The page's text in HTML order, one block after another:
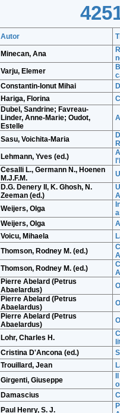
Autor
Minecan, Ana
Varju, Elemer
Constantin-Ionut Mihai
Hariga, Florina
Dubel, Sandrine; Favreau-
Linder, Anne-Marie; Oudot,
Estelle
Sasu, Voichita-Maria
Lehmann, Yves (ed.)
Cesalli L., Germann N., Hoenen
M.J.F.M.
D.G. Denery II, K. Ghosh, N.
Zeeman (ed.)
Weijers, Olga
Weijers, Olga
Voicu, Mihaela
Thomson, Rodney M. (ed.)
Thomson, Rodney M. (ed.)
Pierre Abelard (Petrus
Abaelardus)
Pierre Abelard (Petrus
Abaelardus)
Pierre Abelard (Petrus
Abaelardus)
Lohr, Charles H.
Cristina D'Ancona (ed.)
Trouillard, Jean
Girgenti, Giuseppe
Damascius
Paul Henry, S. J.